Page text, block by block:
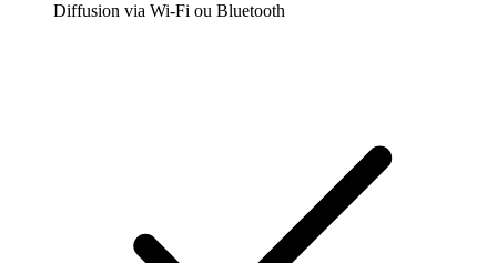
Diffusion via Wi-Fi ou Bluetooth